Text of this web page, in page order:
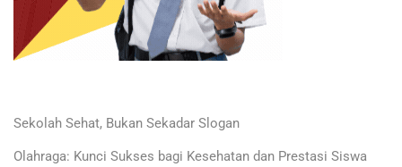
Sekolah Sehat, Bukan Sekadar Slogan
Olahraga: Kunci Sukses bagi Kesehatan dan Prestasi Siswa